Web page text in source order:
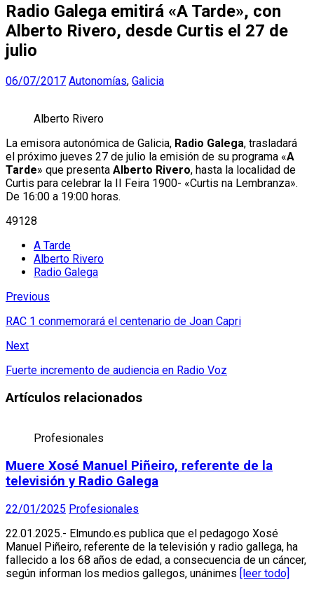
Radio Galega emitirá «A Tarde», con
Alberto Rivero, desde Curtis el 27 de
julio
06/07/2017 Autonomías, Galicia
Alberto Rivero
La emisora autonómica de Galicia, Radio Galega, trasladará
el próximo jueves 27 de julio la emisión de su programa «A
Tarde» que presenta Alberto Rivero, hasta la localidad de
Curtis para celebrar la II Feira 1900- «Curtis na Lembranza».
De 16:00 a 19:00 horas.
49128
A Tarde
Alberto Rivero
Radio Galega
Previous
RAC 1 conmemorará el centenario de Joan Capri
Next
Fuerte incremento de audiencia en Radio Voz
Artículos relacionados
Profesionales
Muere Xosé Manuel Piñeiro, referente de la
televisión y Radio Galega
22/01/2025 Profesionales
22.01.2025.- Elmundo.es publica que el pedagogo Xosé
Manuel Piñeiro, referente de la televisión y radio gallega, ha
fallecido a los 68 años de edad, a consecuencia de un cáncer,
según informan los medios gallegos, unánimes [leer todo]